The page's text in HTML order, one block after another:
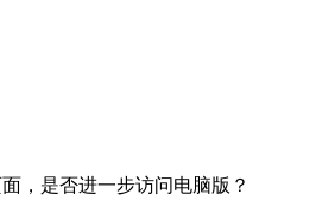
，是否进一步访问电脑版？